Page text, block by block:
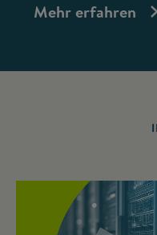
Mehr erfahren